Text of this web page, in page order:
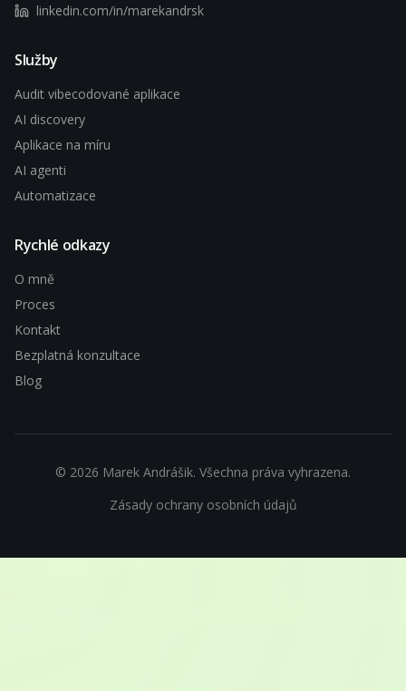
linkedin.com/in/marekandrsk
Služby
Audit vibecodované aplikace
AI discovery
Aplikace na míru
AI agenti
Automatizace
Rychlé odkazy
O mně
Proces
Kontakt
Bezplatná konzultace
Blog
© 2026 Marek Andrášik. Všechna práva vyhrazena.
Zásady ochrany osobních údajů